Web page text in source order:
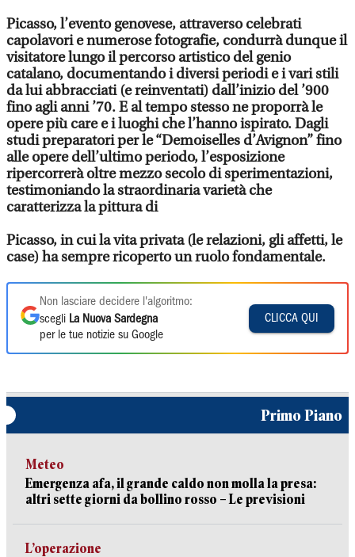
Picasso, l’evento genovese, attraverso celebrati
capolavori e numerose fotografie, condurrà dunque il
visitatore lungo il percorso artistico del genio
catalano, documentando i diversi periodi e i vari stili
da lui abbracciati (e reinventati) dall’inizio del ’900
fino agli anni ’70. E al tempo stesso ne proporrà le
opere più care e i luoghi che l’hanno ispirato. Dagli
studi preparatori per le “Demoiselles d’Avignon” fino
alle opere dell’ultimo periodo, l’esposizione
ripercorrerà oltre mezzo secolo di sperimentazioni,
testimoniando la straordinaria varietà che
caratterizza la pittura di
Picasso, in cui la vita privata (le relazioni, gli affetti, le
case) ha sempre ricoperto un ruolo fondamentale.
Non lasciare decidere l'algoritmo:
scegli La Nuova Sardegna
per le tue notizie su Google
CLICCA QUI
Primo Piano
Meteo
Emergenza afa, il grande caldo non molla la presa:
altri sette giorni da bollino rosso – Le previsioni
L’operazione